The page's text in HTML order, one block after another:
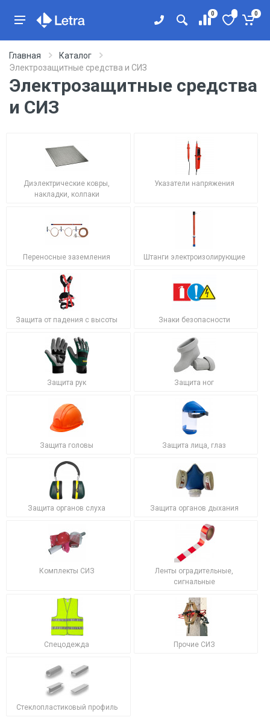
0 0
Главная
Каталог
Электрозащитные средства и СИЗ
Электрозащитные средства
и СИЗ
Диэлектрические ковры,
накладки, колпаки
Указатели напряжения
Переносные заземления Штанги электроизолирующие
Защита от падения с высоты Знаки безопасности
Защита рук Защита ног
Защита головы Защита лица, глаз
Защита органов слуха Защита органов дыхания
Комплекты СИЗ
Ленты оградительные,
сигнальные
Спецодежда Прочие СИЗ
Стеклопластиковый профиль